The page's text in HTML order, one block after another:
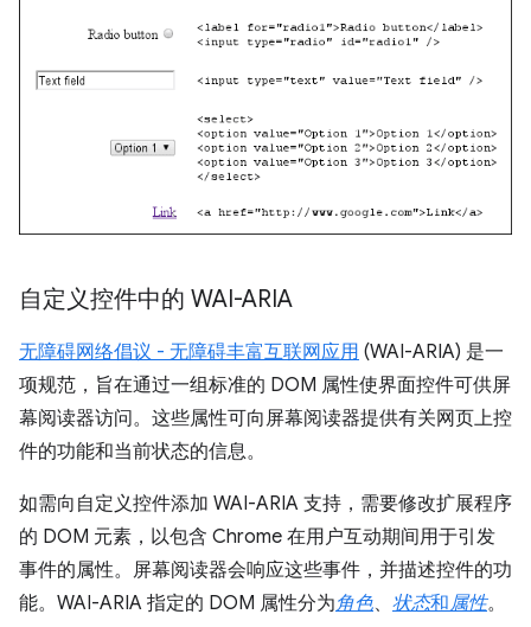
自定义控件中的 WAI-ARIA
无障碍网络倡议 - 无障碍丰富互联网应用 (WAI-ARIA) 是一
项规范，旨在通过一组标准的 DOM 属性使界面控件可供屏
幕阅读器访问。这些属性可向屏幕阅读器提供有关网页上控
件的功能和当前状态的信息。
如需向自定义控件添加 WAI-ARIA 支持，需要修改扩展程序
的 DOM 元素，以包含 Chrome 在用户互动期间用于引发
事件的属性。屏幕阅读器会响应这些事件，并描述控件的功
能。WAI-ARIA 指定的 DOM 属性分为角色、 状态和属性。